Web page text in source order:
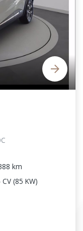
km
CV (85 KW)